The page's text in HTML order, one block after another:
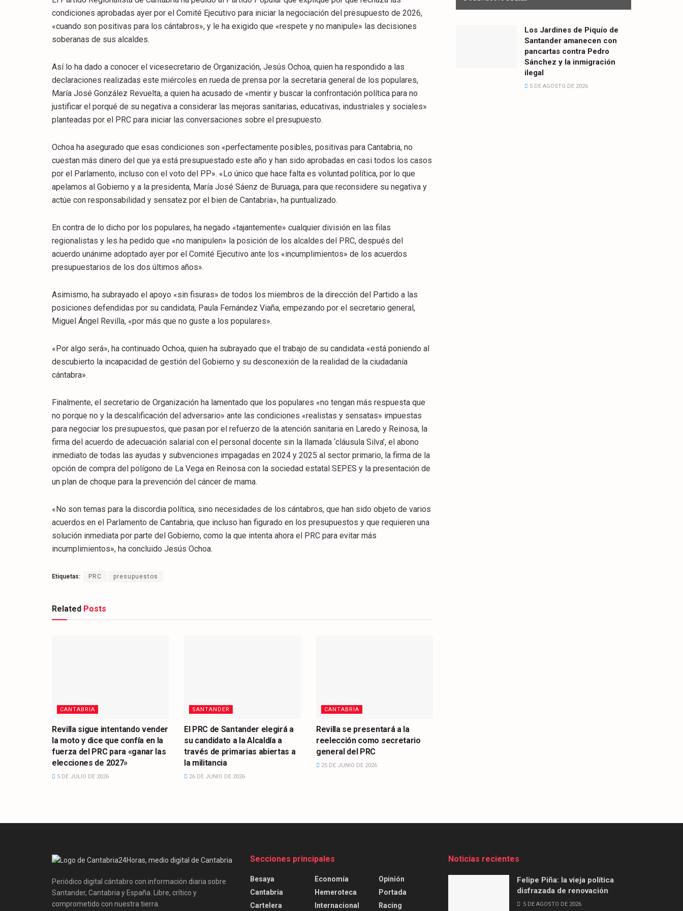
condiciones aprobadas ayer por el Comité Ejecutivo para iniciar la negociación del presupuesto de 2026,
«cuando son positivas para los cántabros», y le ha exigido que «respete y no manipule» las decisiones
soberanas de sus alcaldes.
Así lo ha dado a conocer el vicesecretario de Organización, Jesús Ochoa, quien ha respondido a las
declaraciones realizadas este miércoles en rueda de prensa por la secretaria general de los populares,
María José González Revuelta, a quien ha acusado de «mentir y buscar la confrontación política para no
justificar el porqué de su negativa a considerar las mejoras sanitarias, educativas, industriales y sociales»
planteadas por el PRC para iniciar las conversaciones sobre el presupuesto.
Ochoa ha asegurado que esas condiciones son «perfectamente posibles, positivas para Cantabria, no
cuestan más dinero del que ya está presupuestado este año y han sido aprobadas en casi todos los casos
por el Parlamento, incluso con el voto del PP». «Lo único que hace falta es voluntad política, por lo que
apelamos al Gobierno y a la presidenta, María José Sáenz de Buruaga, para que reconsidere su negativa y
actúe con responsabilidad y sensatez por el bien de Cantabria», ha puntualizado.
En contra de lo dicho por los populares, ha negado «tajantemente» cualquier división en las filas
regionalistas y les ha pedido que «no manipulen» la posición de los alcaldes del PRC, después del
acuerdo unánime adoptado ayer por el Comité Ejecutivo ante los «incumplimientos» de los acuerdos
presupuestarios de los dos últimos años».
Asimismo, ha subrayado el apoyo «sin fisuras» de todos los miembros de la dirección del Partido a las
posiciones defendidas por su candidata, Paula Fernández Viaña, empezando por el secretario general,
Miguel Ángel Revilla, «por más que no guste a los populares».
«Por algo será», ha continuado Ochoa, quien ha subrayado que el trabajo de su candidata «está poniendo al
descubierto la incapacidad de gestión del Gobierno y su desconexión de la realidad de la ciudadanía
cántabra».
Finalmente, el secretario de Organización ha lamentado que los populares «no tengan más respuesta que
no porque no y la descalificación del adversario» ante las condiciones «realistas y sensatas» impuestas
para negociar los presupuestos, que pasan por el refuerzo de la atención sanitaria en Laredo y Reinosa, la
firma del acuerdo de adecuación salarial con el personal docente sin la llamada ‘cláusula Silva’, el abono
inmediato de todas las ayudas y subvenciones impagadas en 2024 y 2025 al sector primario, la firma de la
opción de compra del polígono de La Vega en Reinosa con la sociedad estatal SEPES y la presentación de
un plan de choque para la prevención del cáncer de mama.
«No son temas para la discordia política, sino necesidades de los cántabros, que han sido objeto de varios
acuerdos en el Parlamento de Cantabria, que incluso han figurado en los presupuestos y que requieren una
solución inmediata por parte del Gobierno, como la que intenta ahora el PRC para evitar más
incumplimientos», ha concluido Jesús Ochoa.
Etiquetas: PRC presupuestos
Related Posts
CANTABRIA
Revilla sigue intentando vender
la moto y dice que confía en la
fuerza del PRC para «ganar las
elecciones de 2027»
5 DE JULIO DE 2026
SANTANDER
El PRC de Santander elegirá a
su candidato a la Alcaldía a
través de primarias abiertas a
la militancia
26 DE JUNIO DE 2026
CANTABRIA
Revilla se presentará a la
reelección como secretario
general del PRC
25 DE JUNIO DE 2026
Los Jardines de Piquío de
Santander amanecen con
pancartas contra Pedro
Sánchez y la inmigración
ilegal
5 DE AGOSTO DE 2026
Periódico digital cántabro con información diaria sobre
Santander, Cantabria y España. Libre, crítico y
comprometido con nuestra tierra.
Secciones principales
Besaya
Cantabria
Cartelera
Economía
Hemeroteca
Internacional
Opinión
Portada
Racing
Noticias recientes
Felipe Piña: la vieja política
disfrazada de renovación
5 DE AGOSTO DE 2026